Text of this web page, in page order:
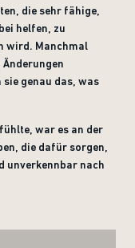
die sehr fähige,
helfen, zu
wird. Manchmal
genau das, was
war es an der
die dafür sorgen,
unverkennbar nach